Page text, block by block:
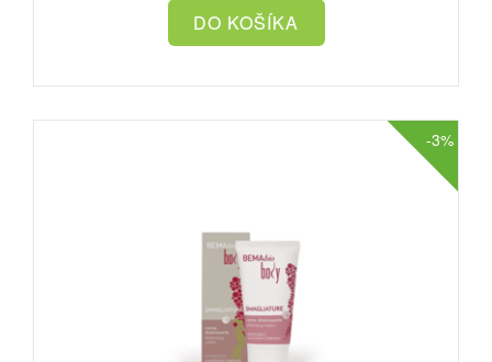
-3%